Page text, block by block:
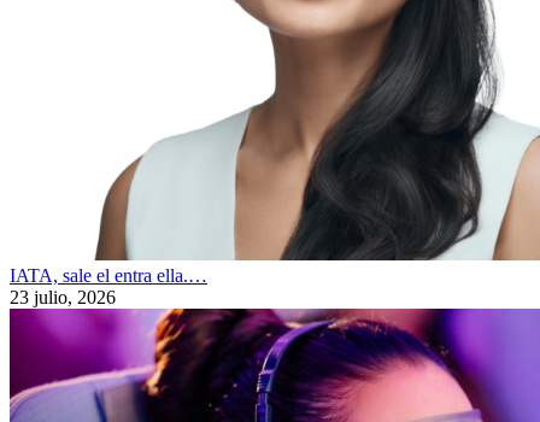
IATA, sale el entra ella.…
23 julio, 2026